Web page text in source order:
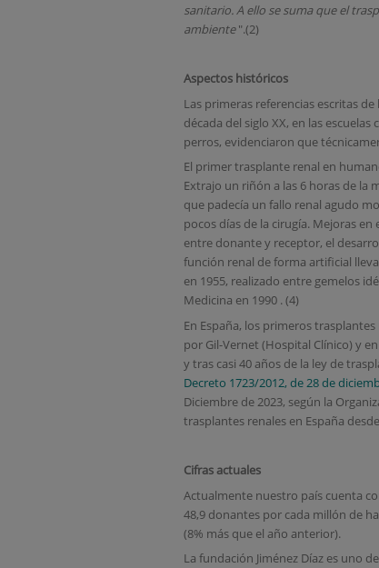
sanitario. A ello se suma que el
ambiente".(2)
Aspectos históricos
Las primeras referencias escritas
década del siglo XX, en las
perros, evidenciaron que
El primer trasplante renal en
Extrajo un riñón a las 6 horas de la
que padecía un fallo renal agudo
pocos días de la cirugía. Mejoras
entre donante y receptor, el
función renal de forma artificial
en 1955, realizado entre gemelos
Medicina en 1990 . (4)
En España, los primeros
por Gil-Vernet (Hospital Clínico) y
y tras casi 40 años de la ley de
Decreto 1723/2012, de 28 de
Diciembre de 2023, según la
trasplantes renales en España
Cifras actuales
Actualmente nuestro país cuenta
48,9 donantes por cada millón de
(8% más que el año anterior).
La fundación Jiménez Díaz es uno